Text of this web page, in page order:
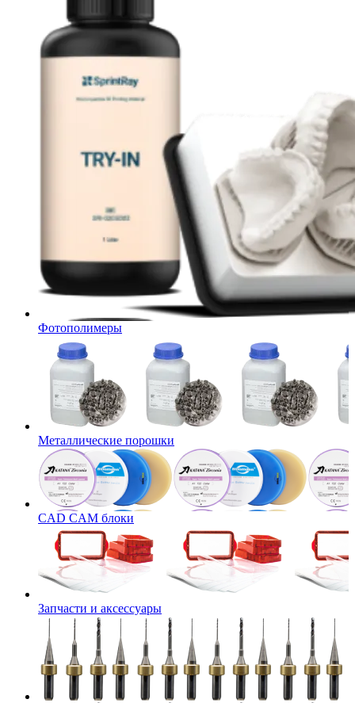
Фотополимеры
Металлические порошки
CAD CAM блоки
Запчасти и аксессуары